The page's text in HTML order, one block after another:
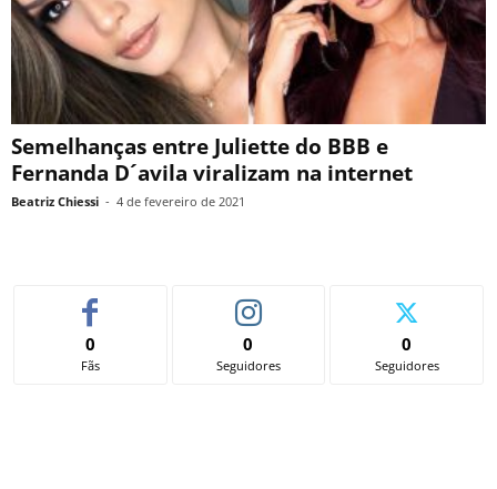
Semelhanças entre Juliette do BBB e
Fernanda D´avila viralizam na internet
Beatriz Chiessi - 4 de fevereiro de 2021
0
Fãs
0
Seguidores
0
Seguidores